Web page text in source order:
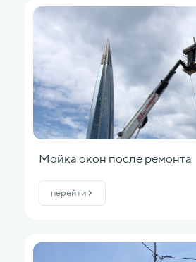
Мойка окон после ремонта
перейти